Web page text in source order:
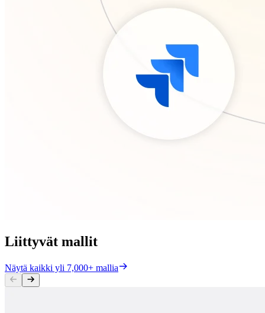
Liittyvät mallit
Näytä kaikki yli 7,000+ mallia